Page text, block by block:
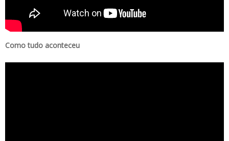
Como tudo aconteceu